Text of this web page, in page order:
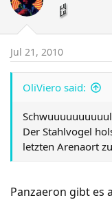
Jul 21, 2010
OliViero said:
Der Stahlvogel
letzten Arenaort
Panzaeron gibt es